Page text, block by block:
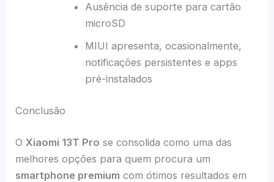
Ausência de suporte para cartão
microSD
MIUI apresenta, ocasionalmente,
notificações persistentes e apps
pré-instalados
Conclusão
OXiaomi 13T Pro se consolida como uma das
melhores opções para quem procura um
smartphone premium com ótimos resultados em